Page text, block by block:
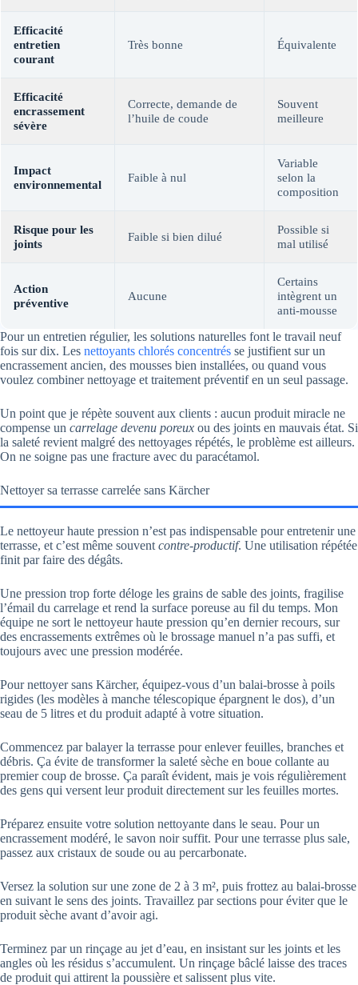
Efficacité
entretien
courant
Très bonne Équivalente
Efficacité
encrassement
sévère
Correcte, demande de
l’huile de coude
Souvent
meilleure
Impact
environnemental
Faible à nul
Variable
selon la
composition
Risque pour les
joints
Faible si bien dilué
Possible si
mal utilisé
Action
préventive
Aucune
Certains
intègrent un
anti-mousse
Pour un entretien régulier, les solutions naturelles font le travail neuf
fois sur dix. Les nettoyants chlorés concentrés se justifient sur un
encrassement ancien, des mousses bien installées, ou quand vous
voulez combiner nettoyage et traitement préventif en un seul passage.
Un point que je répète souvent aux clients : aucun produit miracle ne
compense un carrelage devenu poreux ou des joints en mauvais état. Si
la saleté revient malgré des nettoyages répétés, le problème est ailleurs.
On ne soigne pas une fracture avec du paracétamol.
Nettoyer sa terrasse carrelée sans Kärcher
Le nettoyeur haute pression n’est pas indispensable pour entretenir une
terrasse, et c’est même souvent contre-productif. Une utilisation répétée
finit par faire des dégâts.
Une pression trop forte déloge les grains de sable des joints, fragilise
l’émail du carrelage et rend la surface poreuse au fil du temps. Mon
équipe ne sort le nettoyeur haute pression qu’en dernier recours, sur
des encrassements extrêmes où le brossage manuel n’a pas suffi, et
toujours avec une pression modérée.
Pour nettoyer sans Kärcher, équipez-vous d’un balai-brosse à poils
rigides (les modèles à manche télescopique épargnent le dos), d’un
seau de 5 litres et du produit adapté à votre situation.
Commencez par balayer la terrasse pour enlever feuilles, branches et
débris. Ça évite de transformer la saleté sèche en boue collante au
premier coup de brosse. Ça paraît évident, mais je vois régulièrement
des gens qui versent leur produit directement sur les feuilles mortes.
Préparez ensuite votre solution nettoyante dans le seau. Pour un
encrassement modéré, le savon noir suffit. Pour une terrasse plus sale,
passez aux cristaux de soude ou au percarbonate.
Versez la solution sur une zone de 2 à 3 m², puis frottez au balai-brosse
en suivant le sens des joints. Travaillez par sections pour éviter que le
produit sèche avant d’avoir agi.
Terminez par un rinçage au jet d’eau, en insistant sur les joints et les
angles où les résidus s’accumulent. Un rinçage bâclé laisse des traces
de produit qui attirent la poussière et salissent plus vite.